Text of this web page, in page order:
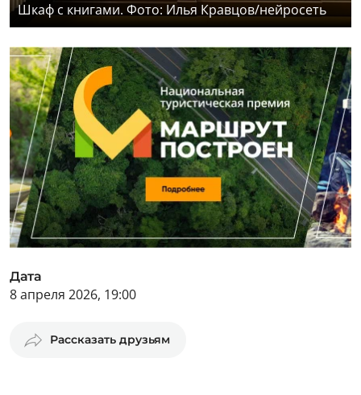
Шкаф с книгами. Фото: Илья Кравцов/нейросеть
Дата
8 апреля 2026, 19:00
Рассказать друзьям